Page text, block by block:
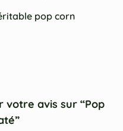
pop corn
votre avis sur “Pop